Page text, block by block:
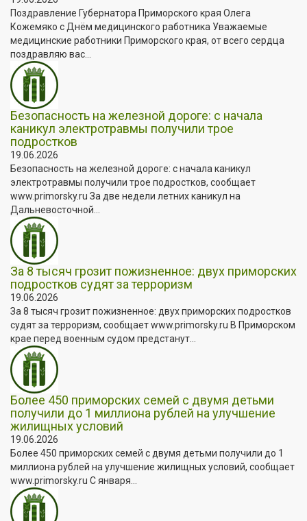
Поздравление Губернатора Приморского края Олега
Кожемяко с Днём медицинского работника Уважаемые
медицинские работники Приморского края, от всего сердца
поздравляю вас...
Безопасность на железной дороге: с начала
каникул электротравмы получили трое
подростков
19.06.2026
Безопасность на железной дороге: с начала каникул
электротравмы получили трое подростков, сообщает
www.primorsky.ru За две недели летних каникул на
Дальневосточной...
За 8 тысяч грозит пожизненное: двух приморских
подростков судят за терроризм
19.06.2026
За 8 тысяч грозит пожизненное: двух приморских подростков
судят за терроризм, сообщает www.primorsky.ru В Приморском
крае перед военным судом предстанут...
Более 450 приморских семей с двумя детьми
получили до 1 миллиона рублей на улучшение
жилищных условий
19.06.2026
Более 450 приморских семей с двумя детьми получили до 1
миллиона рублей на улучшение жилищных условий, сообщает
www.primorsky.ru С января...